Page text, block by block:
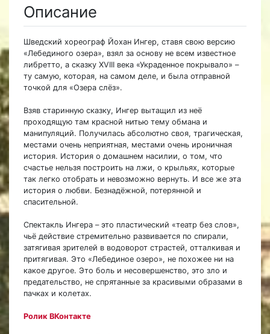
Описание
Шведский хореограф Йохан Ингер, ставя свою версию
«Лебединого озера», взял за основу не всем известное
либретто, а сказку XVIII века «Украденное покрывало» –
ту самую, которая, на самом деле, и была отправной
точкой для «Озера слёз».
Взяв старинную сказку, Ингер вытащил из неё
проходящую там красной нитью тему обмана и
манипуляций. Получилась абсолютно своя, трагическая,
местами очень неприятная, местами очень ироничная
история. История о домашнем насилии, о том, что
счастье нельзя построить на лжи, о крыльях, которые
так легко отобрать и невозможно вернуть. И все же эта
история о любви. Безнадёжной, потерянной и
спасительной.
Спектакль Ингера – это пластический «театр без слов»,
чьё действие стремительно развивается по спирали,
затягивая зрителей в водоворот страстей, отталкивая и
притягивая. Это «Лебединое озеро», не похожее ни на
какое другое. Это боль и несовершенство, это зло и
предательство, не спрятанные за красивыми образами в
пачках и колетах.
Ролик ВКонтакте